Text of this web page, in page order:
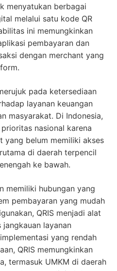
menyatukan berbagai
melalui satu kode QR
ini memungkinkan
pembayaran dan
dengan merchant yang
pada ketersediaan
layanan keuangan
masyarakat. Di Indonesia,
nasional karena
yang belum memiliki akses
di daerah terpencil
ke bawah.
memiliki hubungan yang
pembayaran yang mudah
QRIS menjadi alat
layanan
yang rendah
QRIS memungkinkan
termasuk UMKM di daerah